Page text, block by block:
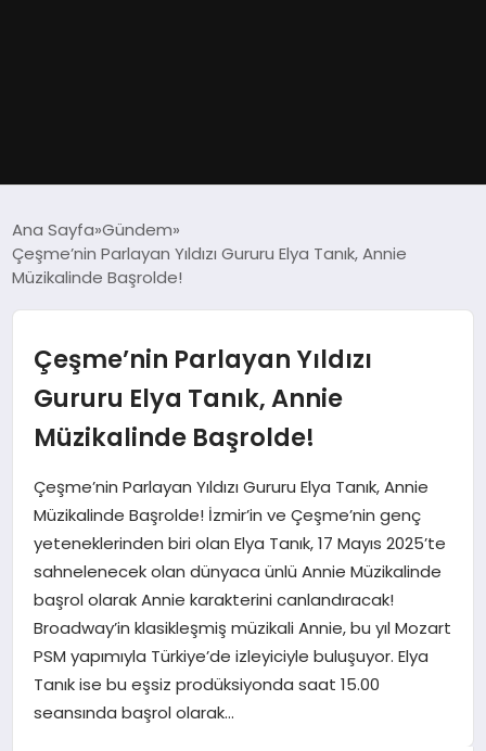
DÜNYA
EKONOMI
MAGAZIN
SAĞLIK
SIYASET
SPOR
TEKNOLOJI
YAŞAM
Ana Sayfa Gündem
Çeşme’nin Parlayan Yıldızı Gururu Elya Tanık, Annie
Müzikalinde Başrolde!
Çeşme’nin Parlayan Yıldızı
Gururu Elya Tanık, Annie
Müzikalinde Başrolde!
Çeşme’nin Parlayan Yıldızı Gururu Elya Tanık, Annie
Müzikalinde Başrolde! İzmir’in ve Çeşme’nin genç
yeteneklerinden biri olan Elya Tanık, 17 Mayıs 2025’te
sahnelenecek olan dünyaca ünlü Annie Müzikalinde
başrol olarak Annie karakterini canlandıracak!
Broadway’in klasikleşmiş müzikali Annie, bu yıl Mozart
PSM yapımıyla Türkiye’de izleyiciyle buluşuyor. Elya
Tanık ise bu eşsiz prodüksiyonda saat 15.00
seansında başrol olarak…